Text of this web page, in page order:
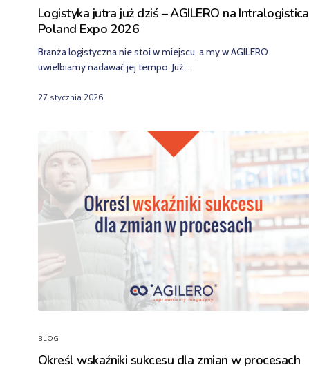
Logistyka jutra już dziś – AGILERO na Intralogistica
Poland Expo 2026
Branża logistyczna nie stoi w miejscu, a my w AGILERO
uwielbiamy nadawać jej tempo. Już…
27 stycznia 2026
BLOG
Określ wskaźniki sukcesu dla zmian w procesach